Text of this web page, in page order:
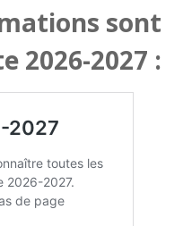
sont
2026-2027 :